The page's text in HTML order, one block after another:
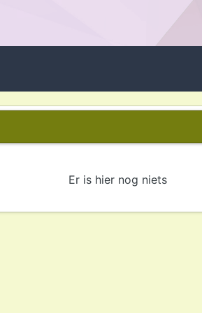
Er is hier nog niets